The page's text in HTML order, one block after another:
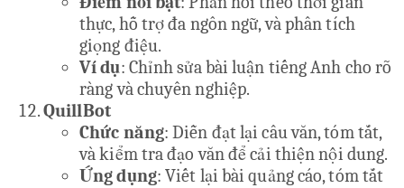
thực, hỗ trợ đa ngôn ngữ, và phân tích
giọng điệu.
Ví dụ: Chỉnh sửa bài luận tiếng Anh cho rõ
ràng và chuyên nghiệp.
QuillBot
Chức năng: Diễn đạt lại câu văn, tóm tắt,
và kiểm tra đạo văn để cải thiện nội dung.
Ứng dụng: Viết lại bài quảng cáo, tóm tắt